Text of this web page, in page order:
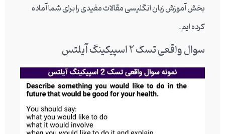
بخش آموزش زبان انگلیسی مقالات مفیدی را برای شما آماده
کرده ایم.
سوال واقعی تسک 2 اسپیکینگ آیلتس